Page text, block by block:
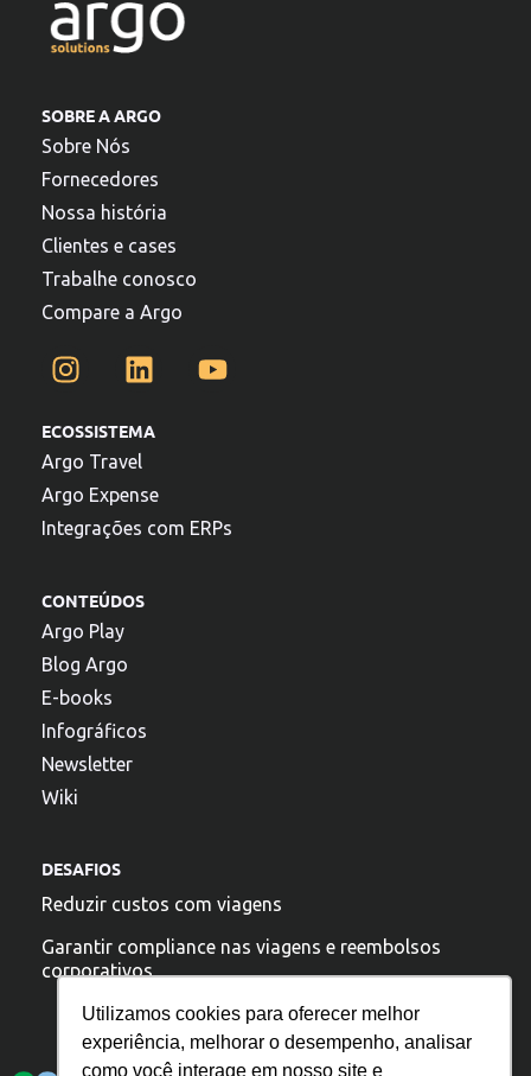
Utilizamos cookies para oferecer melhor
experiência, melhorar o desempenho, analisar
como você interage em nosso site e
SOBRE A ARGO
Sobre Nós
Fornecedores
Nossa história
Clientes e cases
Trabalhe conosco
Compare a Argo
ECOSSISTEMA
Argo Travel
Argo Expense
Integrações com ERPs
CONTEÚDOS
Argo Play
Blog Argo
E-books
Infográficos
Newsletter
Wiki
DESAFIOS
Reduzir custos com viagens
Garantir compliance nas viagens e reembolsos
corporativos